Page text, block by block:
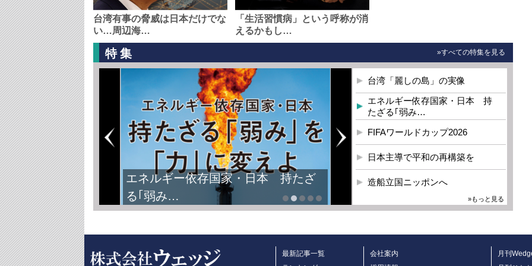
台湾有事の脅威は日本だけでな
い…周辺海…
「生活習慣病」という呼称が消
えるかもし…
特集 »すべての特集を見る
FIFAワールドカップ2026
台湾「麗しの島」の実像
エネルギー依存国家・日本 持
たざる｢弱み…
FIFAワールドカップ2026
日本主導で平和の再構築を
造船立国ニッポンへ
»もっと見る
最新記事一覧
会社案内
月刊